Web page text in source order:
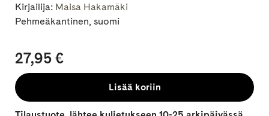
Kirjailija: Maisa Hakamäki
Pehmeäkantinen, suomi
27,95 €
Lisää koriin